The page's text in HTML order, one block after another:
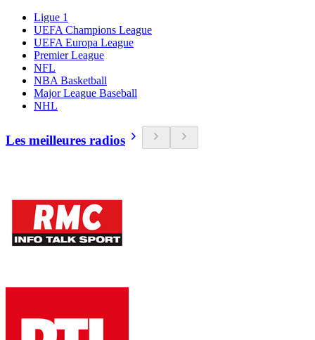
Ligue 1
UEFA Champions League
UEFA Europa League
Premier League
NFL
NBA Basketball
Major League Baseball
NHL
Les meilleures radios